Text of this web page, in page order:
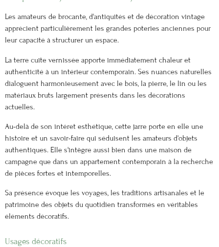
Les amateurs de brocante, d'antiquités et de décoration vintage
apprécient particulièrement les grandes poteries anciennes pour
leur capacité à structurer un espace.
La terre cuite vernissée apporte immédiatement chaleur et
authenticité à un intérieur contemporain. Ses nuances naturelles
dialoguent harmonieusement avec le bois, la pierre, le lin ou les
matériaux bruts largement présents dans les décorations
actuelles.
Au-delà de son intérêt esthétique, cette jarre porte en elle une
histoire et un savoir-faire qui séduisent les amateurs d'objets
authentiques. Elle s'intègre aussi bien dans une maison de
campagne que dans un appartement contemporain à la recherche
de pièces fortes et intemporelles.
Sa présence évoque les voyages, les traditions artisanales et le
patrimoine des objets du quotidien transformés en véritables
éléments décoratifs.
Usages décoratifs